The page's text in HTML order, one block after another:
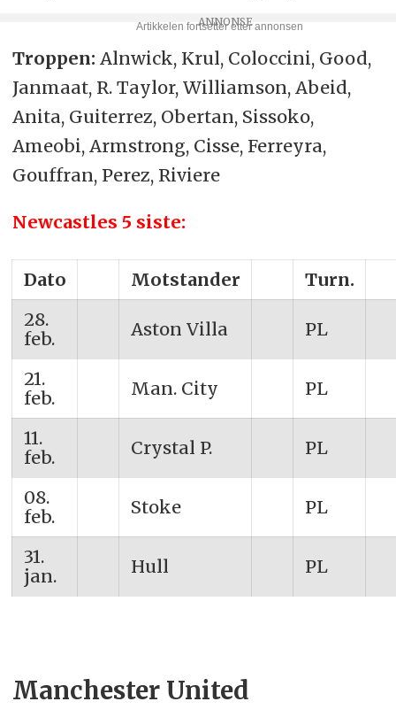
Troppen: Alnwick, Krul, Coloccini, Good,
Janmaat, R. Taylor, Williamson, Abeid,
Anita, Guiterrez, Obertan, Sissoko,
Ameobi, Armstrong, Cisse, Ferreyra,
Gouffran, Perez, Riviere
Newcastles 5 siste:
Dato Motstander Turn.
28.
feb.
Aston Villa PL
21.
feb.
Man. City PL
11.
feb.
Crystal P. PL
08.
feb.
Stoke PL
31.
jan.
Hull PL
Manchester United